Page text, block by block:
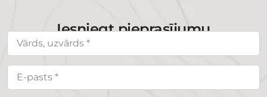
Iesniegt pieprasījumu